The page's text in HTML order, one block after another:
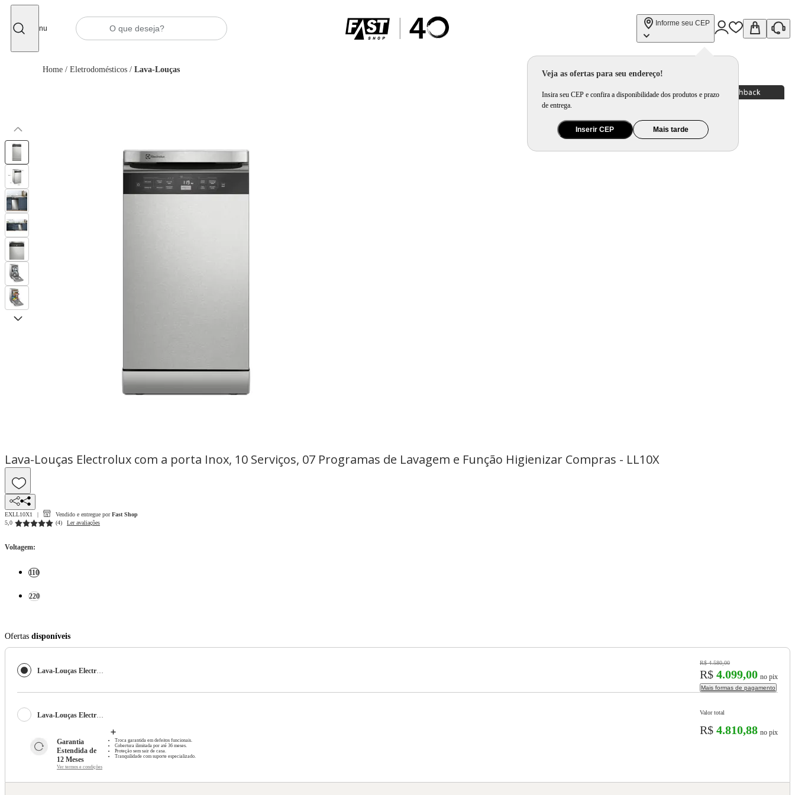
Menu
Informe seu CEP
Veja as ofertas para seu endereço!
Insira seu CEP e confira a disponibilidade dos produtos e prazo
de entrega.
Inserir CEP Mais tarde
Home / Eletrodomésticos / Lava-Louças
Lava-Louças Electrolux com a porta Inox, 10 Serviços, 07 Programas de Lavagem e Função Higienizar Compras - LL10X
EXLL10X1 Vendido e entregue por Fast Shop
5,0
(4) Ler avaliações
Voltagem:
110
220
Ofertas disponíveis
Lava-Louças Electrolux com a porta Inox, 10 Serviços, 07 Programas de Lavagem e Função Higienizar Compras - LL10X
R$ 4.580,00
R$ 4.099,00 no pix
Mais formas de pagamento
Lava-Louças Electrolux com a porta Inox, 10 Serviços, 07 Programas de Lavagem e Função Higienizar Compras - LL10X
Garantia
Estendida de
12 Meses
Ver termos e condições
Troca garantida em defeitos funcionais.
Cobertura ilimitada por até 36 meses.
Proteção sem sair de casa.
Tranquilidade com suporte especializado.
Valor total
R$ 4.810,88 no pix